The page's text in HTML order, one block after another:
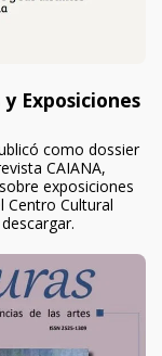
Exposiciones
como dossier
CAIANA,
exposiciones
Centro Cultural